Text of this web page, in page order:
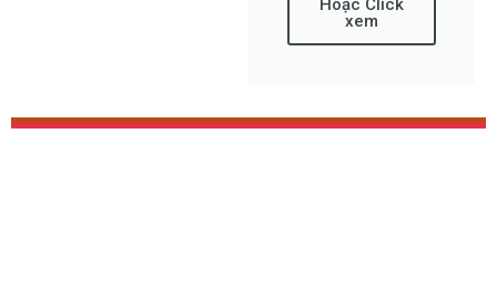
Hoặc Click
xem